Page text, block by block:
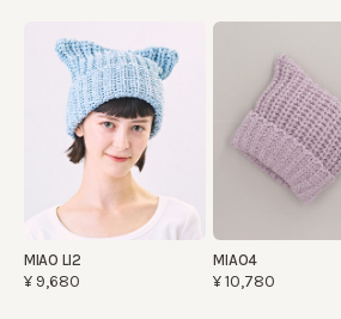
MIAO LI2
¥9,680
MIAO4
¥10,780